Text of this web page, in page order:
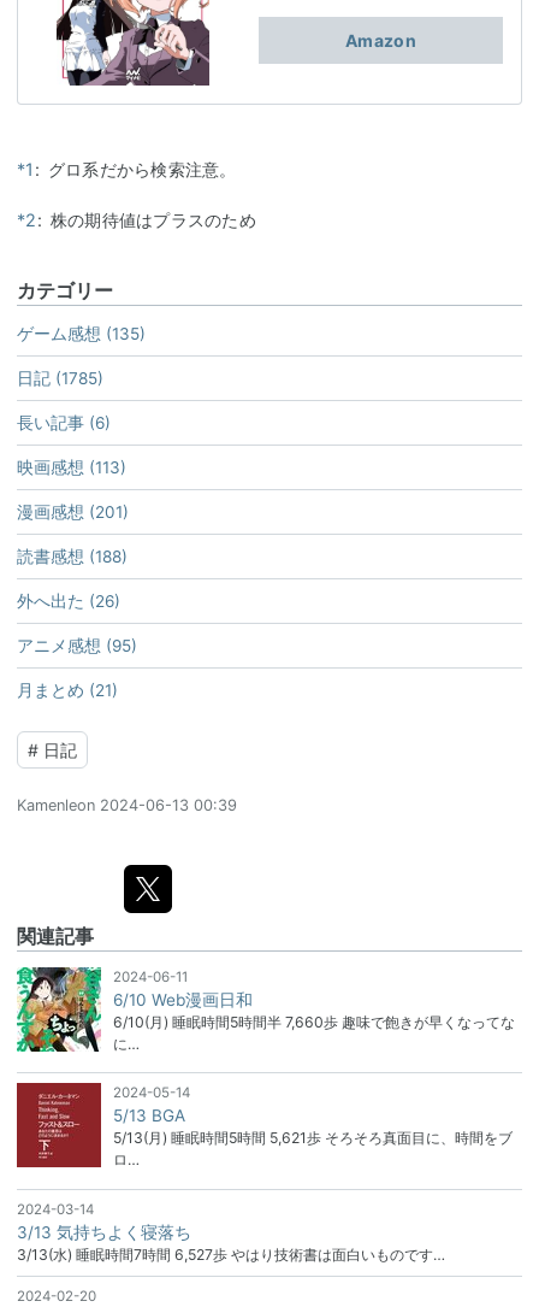
Amazon
*1 : グロ系だから検索注意。
*2: 株の期待値はプラスのため
カテゴリー
ゲーム感想 (135)
日記 (1785)
長い記事 (6)
映画感想 (113)
漫画感想 (201)
読書感想 (188)
外へ出た (26)
アニメ感想 (95)
月まとめ (21)
# 日記
Kamenleon 2024-06-13 00:39
関連記事
2024-06-11
6/10 Web漫画日和
6/10(月) 睡眠時間5時間半 7,660歩 趣味で飽きが早くなってな
に…
2024-05-14
5/13 BGA
5/13(月) 睡眠時間5時間 5,621歩 そろそろ真面目に、時間をブ
ロ…
2024-03-14
3/13 気持ちよく寝落ち
3/13(水) 睡眠時間7時間 6,527歩 やはり技術書は面白いものです…
2024-02-20